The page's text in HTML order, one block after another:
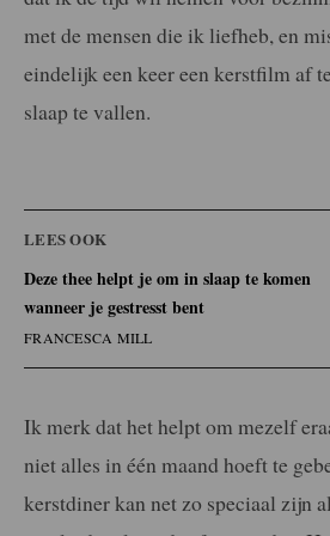
met de mensen die ik liefheb, en
eindelijk een keer een kerstfilm af
slaap te vallen.
LEES OOK
Deze thee helpt je om in slaap te komen
wanneer je gestresst bent
FRANCESCA MILL
Ik merk dat het helpt om mezelf
niet alles in één maand hoeft te
kerstdiner kan net zo speciaal zijn